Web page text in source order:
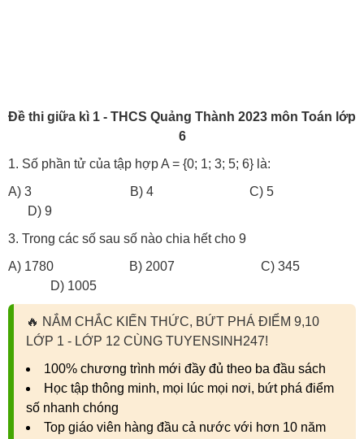
Đề thi giữa kì 1 - THCS Quảng Thành 2023 môn Toán lớp
6
1. Số phần tử của tập hợp A = {0; 1; 3; 5; 6} là:
A) 3 B) 4 C) 5
D) 9
3. Trong các số sau số nào chia hết cho 9
A) 1780 B) 2007 C) 345
D) 1005
🔥 NẮM CHẮC KIẾN THỨC, BỨT PHÁ ĐIỂM 9,10
LỚP 1 - LỚP 12 CÙNG TUYENSINH247!
100% chương trình mới đầy đủ theo ba đầu sách
Học tập thông minh, mọi lúc mọi nơi, bứt phá điểm
số nhanh chóng
Top giáo viên hàng đầu cả nước với hơn 10 năm